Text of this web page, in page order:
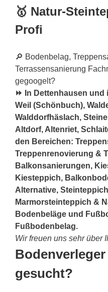
🥇 Natur-
Profi
🔎 Bodenbelag,
Terrassensanierung
gegoogelt?
⏩ In Dettenhausen
Weil (Schönbuch),
Walddorfhäslach,
Altdorf, Altenriet,
den Bereichen:
Treppenrenovierung &
Balkonsanierungen,
Kiesteppich,
Alternative,
Marmorsteinteppich &
Bodenbeläge und
Fußbodenbelag.
Wir freuen uns sehr über
gesucht?